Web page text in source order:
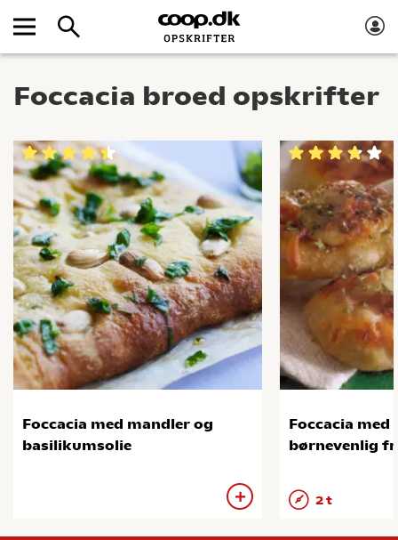
Foccacia broed opskrifter
Foccacia med mandler og
basilikumsolie
Foccacia med
børnevenlig
2 t